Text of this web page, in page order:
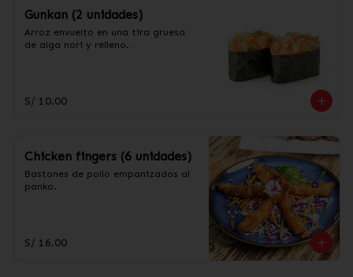
Gunkan (2 unidades)
Arroz envuelto en una tira gruesa
de alga nori y relleno.
S/ 10.00
Chicken fingers (6 unidades)
Bastones de pollo empanizados al
panko.
S/ 16.00